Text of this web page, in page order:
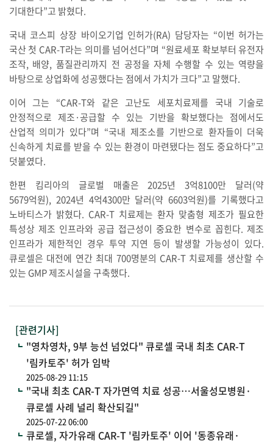
기대한다”고 밝혔다.
국내 코스피 상장 바이오기업 인허가(RA) 담당자는 “이번 허가는
국산 첫 CAR-T라는 의미를 넘어선다”며 “원료세포 확보부터 유전자
조작, 배양, 품질관리까지 전 공정을 자체 수행할 수 있는 역량을
바탕으로 상업화에 성공했다는 점에서 가치가 크다”고 말했다.
이어 그는 “CAR-T와 같은 고난도 세포치료제를 국내 기술로
안정적으로 제조·공급할 수 있는 기반을 확보했다는 점에서도
산업적 의미가 있다”며 “국내 제조소를 기반으로 환자들이 더욱
신속하게 치료를 받을 수 있는 환경이 마련됐다는 점도 중요하다”고
덧붙였다.
한편 킴리아의 글로벌 매출은 2025년 3억8100만 달러(약
5679억원), 2024년 4억4300만 달러(약 6603억원)를 기록했다고
노바티스가 밝혔다. CAR-T 치료제는 환자 맞춤형 제조가 필요한
특성상 제조 인프라와 공급 접근성이 중요한 변수로 꼽힌다. 제조
인프라가 제한적인 경우 투약 지연 등이 발생할 가능성이 있다.
큐로셀은 대전에 연간 최대 700명분의 CAR-T 치료제를 생산할 수
있는 GMP 제조시설을 구축했다.
[관련기사]
"영차영차, 9부 능선 넘었다" 큐로셀 국내 최초 CAR-T
'림카토주' 허가 임박
2025-08-29 11:15
"국내 최초 CAR-T 자가면역 치료 성공…서울성모병원·
큐로셀 사례 널리 확산되길"
2025-07-22 06:00
큐로셀, 자가유래 CAR-T '림카토주' 이어 '동종유래·